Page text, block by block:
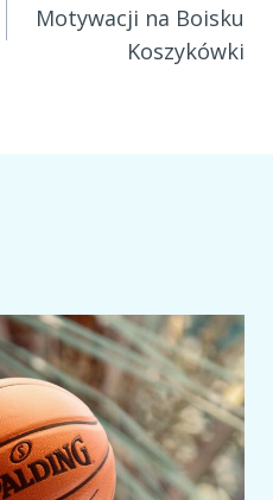
Motywacji na Boisku
Koszykówki